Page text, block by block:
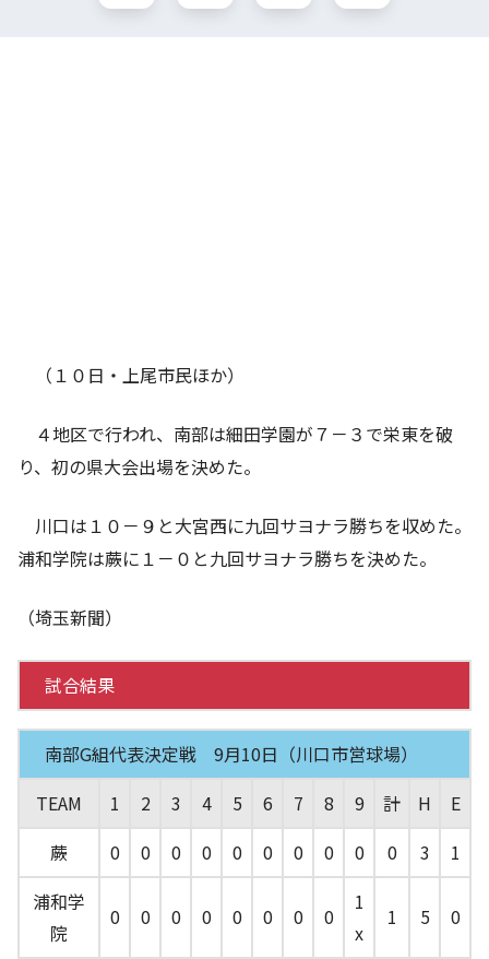
（１０日・上尾市民ほか）
４地区で行われ、南部は細田学園が７－３で栄東を破
り、初の県大会出場を決めた。
川口は１０－９と大宮西に九回サヨナラ勝ちを収めた。
浦和学院は蕨に１－０と九回サヨナラ勝ちを決めた。
（埼玉新聞）
試合結果
南部G組代表決定戦 9月10日（川口市営球場）
TEAM
1 2 3 4 5 6 7 8 9 計 H
E
蕨
0 0 0 0 0 0 0 0 0 0 3
1
浦和学
院
0 0 0 0 0 0 0 0
1
x
1 5 0